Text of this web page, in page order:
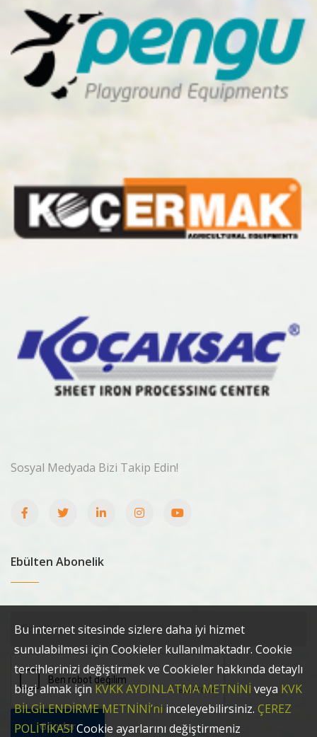
Sosyal Medyada Bizi Takip Edin!
Ebülten Abonelik
Gönder
Bu internet sitesinde sizlere daha iyi hizmet
sunulabilmesi için Cookieler kullanılmaktadır. Cookie
tercihlerinizi değiştirmek ve Cookieler hakkında detaylı
bilgi almak için KVKK AYDINLATMA METNİNİ veya KVK
BİLGİLENDİRME METNİNİ’ni inceleyebilirsiniz. ÇEREZ
POLİTİKASICookie ayarlarını değiştirmeniz